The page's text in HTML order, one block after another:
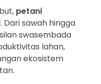
petani
. Dari sawah hingga
swasembada
lahan,
ekosistem